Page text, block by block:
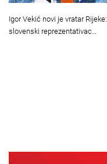
Igor Vekić novi je vratar Rijeke:
slovenski reprezentativac…